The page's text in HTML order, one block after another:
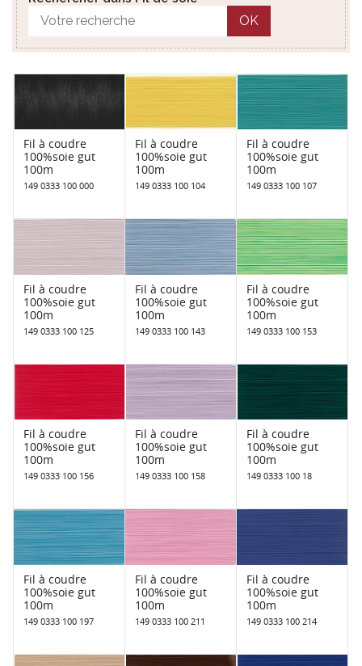
OK
Fil à coudre
100%soie gut
100m
149 0333 100 000
Fil à coudre
100%soie gut
100m
149 0333 100 104
Fil à coudre
100%soie gut
100m
149 0333 100 107
Fil à coudre
100%soie gut
100m
149 0333 100 125
Fil à coudre
100%soie gut
100m
149 0333 100 143
Fil à coudre
100%soie gut
100m
149 0333 100 153
Fil à coudre
100%soie gut
100m
149 0333 100 156
Fil à coudre
100%soie gut
100m
149 0333 100 158
Fil à coudre
100%soie gut
100m
149 0333 100 18
Fil à coudre
100%soie gut
100m
149 0333 100 197
Fil à coudre
100%soie gut
100m
149 0333 100 211
Fil à coudre
100%soie gut
100m
149 0333 100 214